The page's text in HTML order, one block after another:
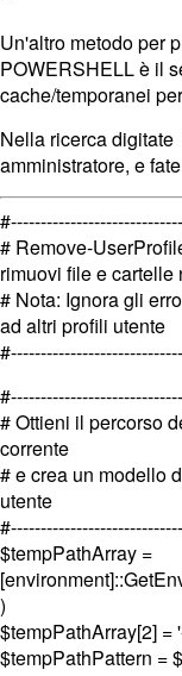
Un'altro metodo per
POWERSHELL è il
cache/temporanei
Nella ricerca digitate
amministratore, e
# Remove-
rimuovi file e cartelle
# Nota: Ignora gli
ad altri profili utente
# Ottieni il percorso
corrente
# e crea un modello
utente
$tempPathArray =
)
$tempPathArray[2] =
$tempPathPattern =